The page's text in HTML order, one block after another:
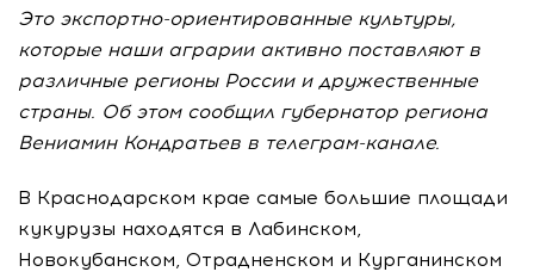
Это экспортно-ориентированные культуры,
которые наши аграрии активно поставляют в
различные регионы России и дружественные
страны. Об этом сообщил губернатор региона
Вениамин Кондратьев в телеграм-канале.
В Краснодарском крае самые большие площади
кукурузы находятся в Лабинском,
Новокубанском, Отрадненском и Курганинском